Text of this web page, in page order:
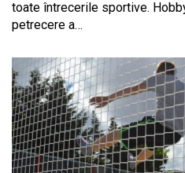
toate întrecerile sportive.
petrecere a…